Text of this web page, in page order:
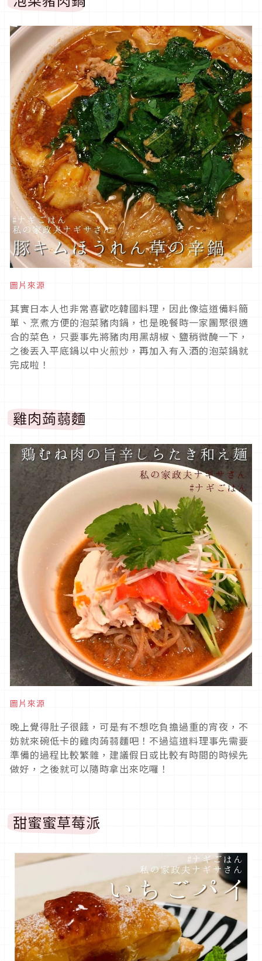
圖片來源
其實日本人也非常喜歡吃韓國料理，因此像這道備料簡
單、烹煮方便的泡菜豬肉鍋，也是晚餐時一家團聚很適
合的菜色，只要事先將豬肉用黑胡椒、鹽稍微醃一下，
之後丟入平底鍋以中火煎炒，再加入有入酒的泡菜鍋就
完成啦！
雞肉蒟蒻麵
圖片來源
晚上覺得肚子很餓，可是有不想吃負擔過重的宵夜，不
妨就來碗低卡的雞肉蒟蒻麵吧！不過這道料理事先需要
準備的過程比較繁雜，建議假日或比較有時間的時候先
做好，之後就可以隨時拿出來吃囉！
甜蜜蜜草莓派